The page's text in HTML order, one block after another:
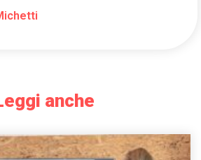
anche